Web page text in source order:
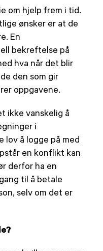
om hjelp frem i tid.
ønsker er at de
En
bekreftelse på
hva når det blir
den som gir
oppgavene.
ikke vanskelig å
i
lov å logge på med
en konflikt kan
derfor ha en
til å betale
selv om det er